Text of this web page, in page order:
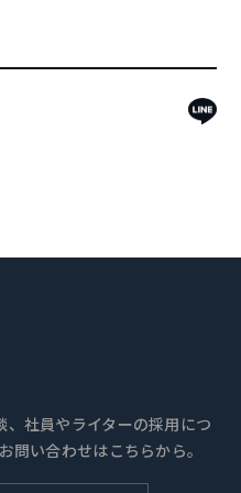
社員やライターの採用につ
問い合わせはこちらから。